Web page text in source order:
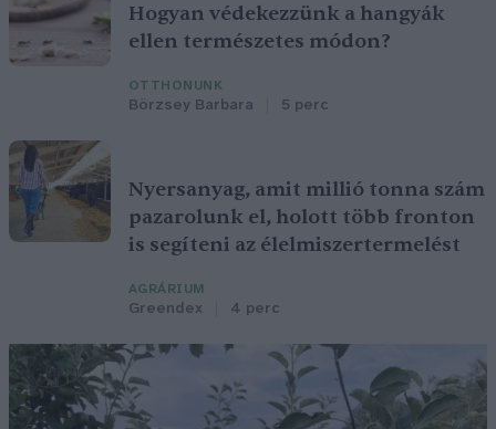
Hogyan védekezzünk a hangyák
ellen természetes módon?
OTTHONUNK
Börzsey Barbara 5 perc
Nyersanyag, amit millió tonna szám
pazarolunk el, holott több fronton
is segíteni az élelmiszertermelést
AGRÁRIUM
Greendex 4 perc